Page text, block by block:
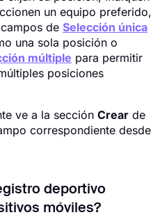
un equipo preferido,
de Selección única
una sola posición o
múltiple para permitir
posiciones
ve a la sección Crear de
correspondiente desde
deportivo
móviles?